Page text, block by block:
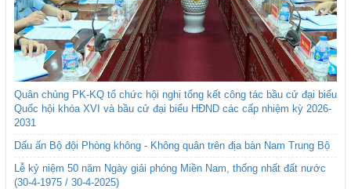
Quân chủng PK-KQ tổ chức hội nghị tổng kết công tác bầu cử đại biểu
Quốc hội khóa XVI và bầu cử đại biểu HĐND các cấp nhiệm kỳ 2026-
2031
Dấu ấn Bộ đội Phòng không - Không quân trên địa bàn Nam Trung Bộ
Lễ kỷ niệm 50 năm Ngày giải phóng Miền Nam, thống nhất đất nước
(30-4-1975 / 30-4-2025)